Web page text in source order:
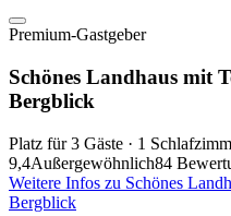
Premium-Gastgeber
Schönes Landhaus mit
Bergblick
Platz für 3 Gäste · 1
9,4Außergewöhnlich84
Weitere Infos zu Schönes
Bergblick